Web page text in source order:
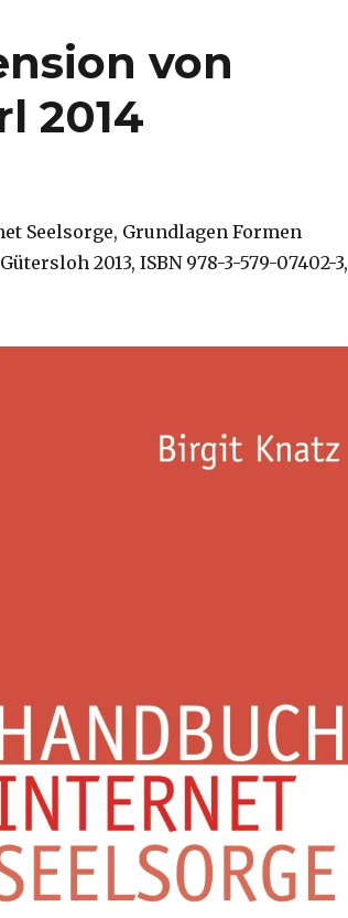
von
2014
Seelsorge, Grundlagen Formen
2013, ISBN 978-3-579-07402-3,